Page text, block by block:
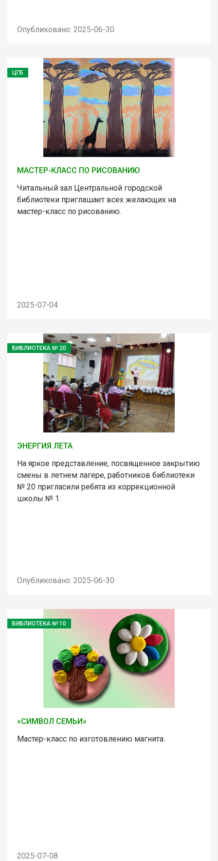
Опубликовано: 2025-06-30
ЦГБ
МАСТЕР-КЛАСС ПО РИСОВАНИЮ
Читальный зал Центральной городской
библиотеки приглашает всех желающих на
мастер-класс по рисованию.
2025-07-04
БИБЛИОТЕКА № 20
ЭНЕРГИЯ ЛЕТА
На яркое представление, посвященное закрытию
смены в летнем лагере, работников библиотеки
№ 20 пригласили ребята из коррекционной
школы № 1.
Опубликовано: 2025-06-30
БИБЛИОТЕКА № 10
«СИМВОЛ СЕМЬИ»
Мастер-класс по изготовлению магнита.
2025-07-08